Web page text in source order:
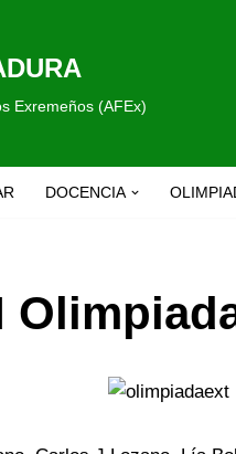
Exremeños (AFEx)
DOCENCIA